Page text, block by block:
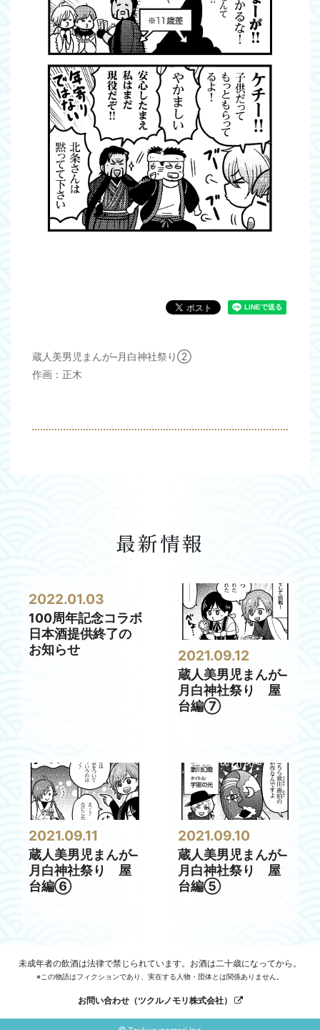
蔵人美男児まんが–月白神社祭り②
作画：正木
最新情報
2022.01.03
100周年記念コラボ
日本酒提供終了の
お知らせ
2021.09.12
蔵人美男児まんが–
月白神社祭り 屋
台編⑦
2021.09.11
蔵人美男児まんが–
月白神社祭り 屋
台編⑥
2021.09.10
蔵人美男児まんが–
月白神社祭り 屋
台編⑤
未成年者の飲酒は法律で禁じられています。お酒は二十歳になってから。
※この物語はフィクションであり、実在する人物・団体とは関係ありません。
お問い合わせ（ツクルノモリ株式会社）